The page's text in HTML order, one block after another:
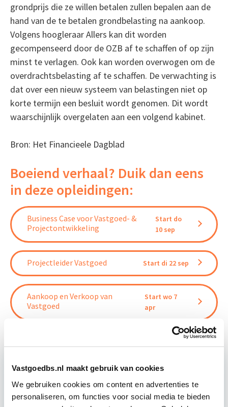
Vastgoedbs.nl maakt gebruik van cookies
We gebruiken cookies om content en advertenties te
personaliseren, om functies voor social media te bieden
grondprijs die ze willen betalen zullen bepalen aan de
hand van de te betalen grondbelasting na aankoop.
Volgens hoogleraar Allers kan dit worden
gecompenseerd door de OZB af te schaffen of op zijn
minst te verlagen. Ook kan worden overwogen om de
overdrachtsbelasting af te schaffen. De verwachting is
dat over een nieuw systeem van belastingen niet op
korte termijn een besluit wordt genomen. Dit wordt
waarschijnlijk overgelaten aan een volgend kabinet.
Bron: Het Financieele Dagblad
Boeiend verhaal? Duik dan eens
in deze opleidingen:
Business Case voor Vastgoed- &
Projectontwikkeling
Start do
10 sep
Projectleider Vastgoed Start di 22 sep
Aankoop en Verkoop van
Vastgoed
Start wo 7
apr
Relevant bij dit artikel
Vastgoedrecht & Bouwrecht